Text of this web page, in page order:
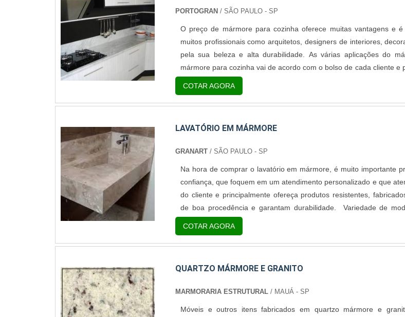
PORTOGRAN / SÃO PAULO - SP
O preço de mármore para cozinha oferece muitas vantagens e
muitos profissionais como arquitetos, designers de interiores,
pela sua beleza e alta durabilidade. As várias aplicações do
mármore para cozinha vai de acordo com o bolso de cada cliente e
confecção de diversas estruturas e peças, como em pias,
paredes e rodapés. Além de s....
COTAR AGORA
LAVATÓRIO EM MÁRMORE
GRANART/ SÃO PAULO - SP
Na hora de comprar o lavatório em mármore, é muito importante
confiança, que foquem em um atendimento personalizado e que
do cliente e principalmente ofereça produtos resistentes,
de boa procedência e garantam durabilidade. Variedade de
Existem muitos modelos disponíveis, o que muda entre elas são
cubas. O desenvolvido dessas pe....
COTAR AGORA
QUARTZO MÁRMORE E GRANITO
MARMORARIA ESTRUTURAL/ MAUÁ - SP
Móveis e outros itens fabricados em quartzo mármore e